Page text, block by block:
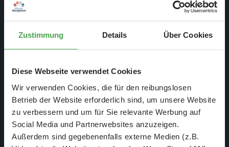
Zustimmung Details Über Cookies
Diese Webseite verwendet Cookies
Wir verwenden Cookies, die für den reibungslosen
Betrieb der Website erforderlich sind, um unsere Website
zu verbessern und um für Sie relevante Werbung auf
Social Media und Partnerwebsites anzuzeigen.
Außerdem sind gegebenenfalls externe Medien (z.B.
Elbphilharmonie die finale Auslosung
der Fußball-EM 2024 in Deutschland
stattfinden. Für einen Vorbericht
besuchte ein Team vom ARD das
Wunderland.